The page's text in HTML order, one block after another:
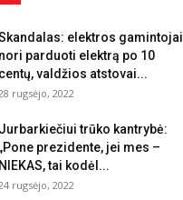
elektros gamintojai
nori parduoti elektrą po 10
centų, valdžios atstovai...
rugsėjo, 2022
Jurbarkiečiui trūko kantrybė:
„Pone prezidente, jei mes –
NIEKAS, tai kodėl...
rugsėjo, 2022